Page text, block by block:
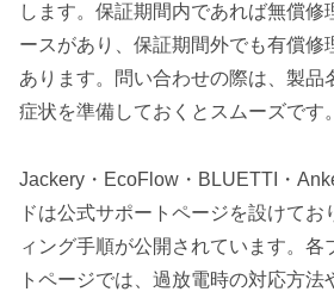
します。保証期間内であれば無償修
ースがあり、保証期間外でも有償修
あります。問い合わせの際は、製品
症状を準備しておくとスムーズです。
Jackery・EcoFlow・BLUETTI・
ドは公式サポートページを設けてお
ィング手順が公開されています。各
トページでは、過放電時の対応方